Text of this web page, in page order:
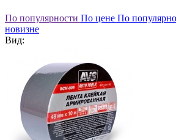
По популярности По цене По
новизне
Вид: